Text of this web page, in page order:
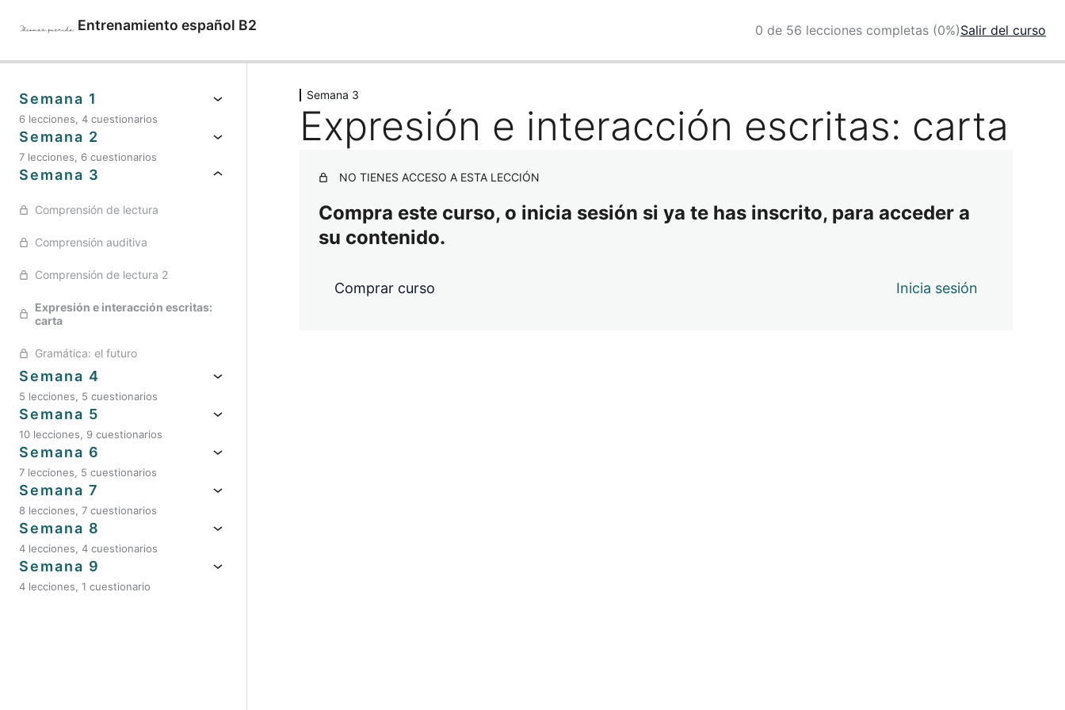
Entrenamiento español B2 0 de 56 lecciones completas (0%)Salir del curso
Semana 1
6 lecciones, 4 cuestionarios
Semana 2
7 lecciones, 6 cuestionarios
Semana 3
Comprensión de lectura
Comprensión auditiva
Comprensión de lectura 2
Expresión e interacción escritas:
carta
Gramática: el futuro
Semana 4
5 lecciones, 5 cuestionarios
Semana 5
10 lecciones, 9 cuestionarios
Semana 6
7 lecciones, 5 cuestionarios
Semana 7
8 lecciones, 7 cuestionarios
Semana 8
4 lecciones, 4 cuestionarios
Semana 9
4 lecciones, 1 cuestionario
Semana 3
Expresión e interacción escritas: carta
NO TIENES ACCESO A ESTA LECCIÓN
Compra este curso, o inicia sesión si ya te has inscrito, para acceder a
su contenido.
Comprar curso Inicia sesión